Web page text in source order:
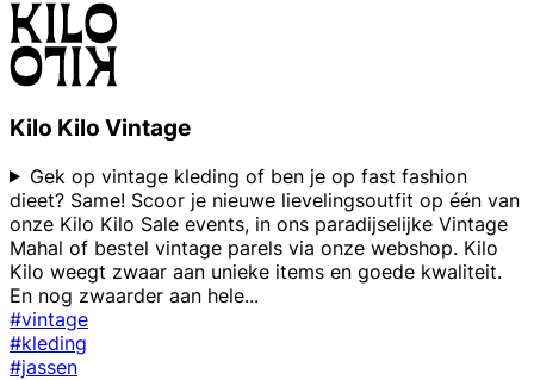
Kilo Kilo Vintage
Gek op vintage kleding of ben je op fast fashion
dieet? Same! Scoor je nieuwe lievelingsoutfit op één van
onze Kilo Kilo Sale events, in ons paradijselijke Vintage
Mahal of bestel vintage parels via onze webshop. Kilo
Kilo weegt zwaar aan unieke items en goede kwaliteit.
En nog zwaarder aan hele...
#vintage
#kleding
#jassen